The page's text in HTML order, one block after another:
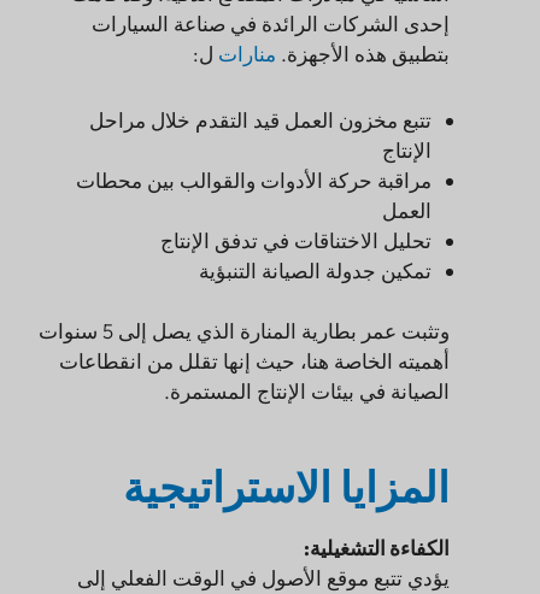
إحدى الشركات الرائدة في صناعة السيارات
بتطبيق هذه الأجهزة. منارات ل:
تتبع مخزون العمل قيد التقدم خلال مراحل
الإنتاج
مراقبة حركة الأدوات والقوالب بين محطات
العمل
تحليل الاختناقات في تدفق الإنتاج
تمكين جدولة الصيانة التنبؤية
وتثبت عمر بطارية المنارة الذي يصل إلى 5 سنوات
أهميته الخاصة هنا، حيث إنها تقلل من انقطاعات
الصيانة في بيئات الإنتاج المستمرة.
المزايا الاستراتيجية
الكفاءة التشغيلية:
يؤدي تتبع موقع الأصول في الوقت الفعلي إلى